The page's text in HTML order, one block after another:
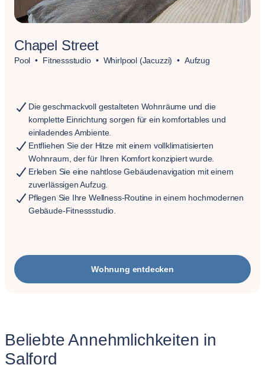
Chapel Street
Pool Fitnessstudio Whirlpool (Jacuzzi) Aufzug
Die geschmackvoll gestalteten Wohnräume und die
komplette Einrichtung sorgen für ein komfortables und
einladendes Ambiente.
Entfliehen Sie der Hitze mit einem vollklimatisierten
Wohnraum, der für Ihren Komfort konzipiert wurde.
Erleben Sie eine nahtlose Gebäudenavigation mit einem
zuverlässigen Aufzug.
Pflegen Sie Ihre Wellness-Routine in einem hochmodernen
Gebäude-Fitnessstudio.
Wohnung entdecken
Beliebte Annehmlichkeiten in
Salford